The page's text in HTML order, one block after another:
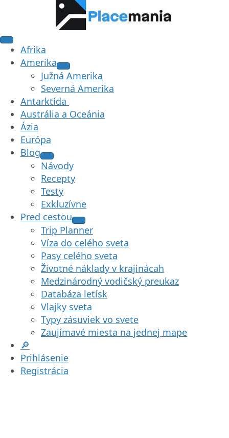
Afrika
Amerika
Južná Amerika
Severná Amerika
Antarktída
Austrália a Oceánia
Ázia
Európa
Blog
Návody
Recepty
Testy
Exkluzívne
Pred cestou
Trip Planner
Víza do celého sveta
Pasy celého sveta
Životné náklady v krajinácah
Medzinárodný vodičský preukaz
Databáza letísk
Vlajky sveta
Typy zásuviek vo svete
Zaujímavé miesta na jednej mape
🔎
Prihlásenie
Registrácia